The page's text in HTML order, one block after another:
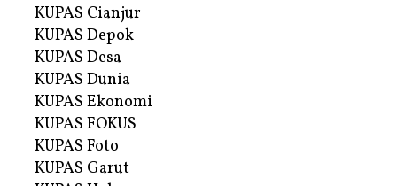
KUPAS Cianjur
KUPAS Depok
KUPAS Desa
KUPAS Dunia
KUPAS Ekonomi
KUPAS FOKUS
KUPAS Foto
KUPAS Garut